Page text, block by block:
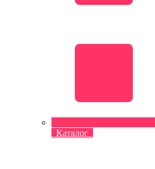
Каталог